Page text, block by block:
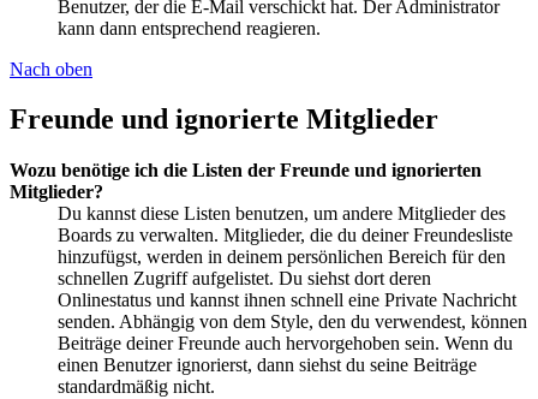
Benutzer, der die E-Mail verschickt hat. Der Administrator
kann dann entsprechend reagieren.
Nach oben
Freunde und ignorierte Mitglieder
Wozu benötige ich die Listen der Freunde und ignorierten
Mitglieder?
Du kannst diese Listen benutzen, um andere Mitglieder des
Boards zu verwalten. Mitglieder, die du deiner Freundesliste
hinzufügst, werden in deinem persönlichen Bereich für den
schnellen Zugriff aufgelistet. Du siehst dort deren
Onlinestatus und kannst ihnen schnell eine Private Nachricht
senden. Abhängig von dem Style, den du verwendest, können
Beiträge deiner Freunde auch hervorgehoben sein. Wenn du
einen Benutzer ignorierst, dann siehst du seine Beiträge
standardmäßig nicht.